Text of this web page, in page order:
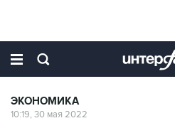
ЭКОНОМИКА
10:19, 30 мая 2022